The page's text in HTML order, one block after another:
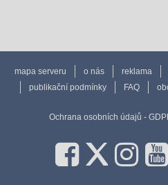
mapa serveru o nás reklama
publikační podmínky
FAQ
Ochrana osobních údajů -